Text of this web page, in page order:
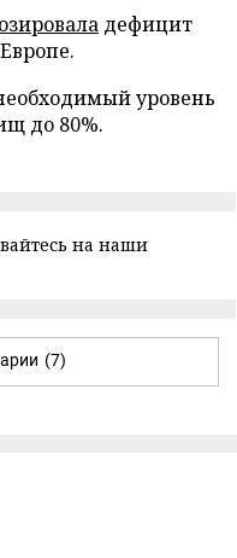
дефицит
уровень
до 80%.
на наши
(7)